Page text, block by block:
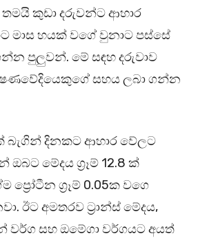
කුඩා දරුවන්ට ආහාර
මාස හයක් වගේ වුනාට පස්සේ
පුලුවන්. මේ සඳහ දරුවාව
සහය ලබා ගන්න
බැගින් දිනකට ආහාර වේලට
මේදය ග්‍රෑම් 12.8 ක්
ප්‍රෝටීන ග්‍රෑම් 0.05ක වගෙ
ඊට අමතරව ට්‍රාන්ස් මේදය,
වර්ග සහ ඔමේගා වර්ගයට අයත්